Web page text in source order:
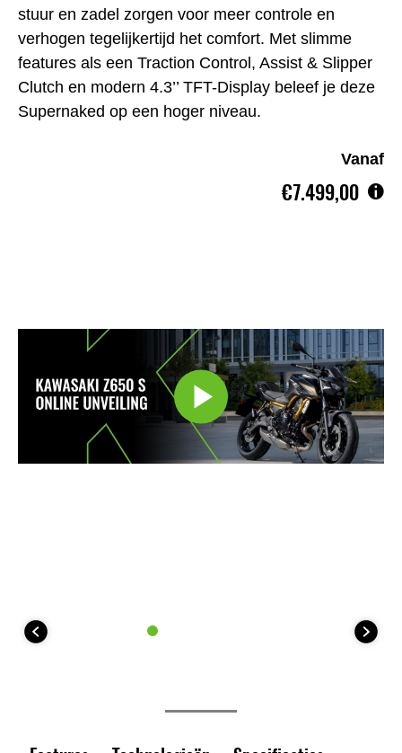
stuur en zadel zorgen voor meer controle en
verhogen tegelijkertijd het comfort. Met slimme
features als een Traction Control, Assist & Slipper
Clutch en modern 4.3’’ TFT-Display beleef je deze
Supernaked op een hoger niveau.
Vanaf
€7.499,00